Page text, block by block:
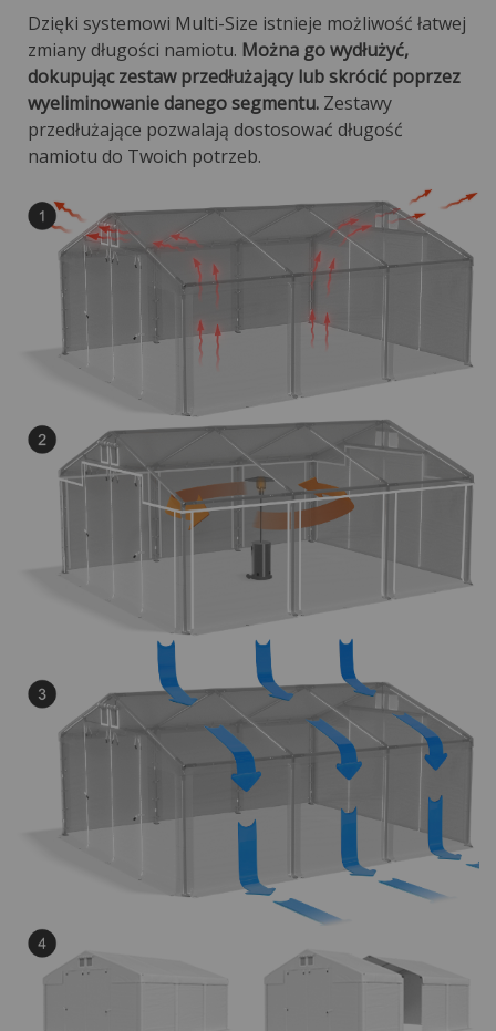
Dzięki systemowi Multi-Size istnieje możliwość łatwej
zmiany długości namiotu. Można go wydłużyć,
dokupując zestaw przedłużający lub skrócić poprzez
wyeliminowanie danego segmentu. Zestawy
przedłużające pozwalają dostosować długość
namiotu do Twoich potrzeb.